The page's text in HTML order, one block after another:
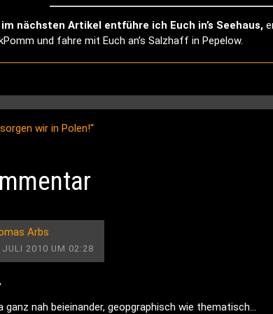
im nächsten Artikel entführe ich Euch in’s Seehaus,
und fahre mit Euch an’s Salzhaff in Pepelow.
wir in Polen!“
Arbs
JULI 2010 UM 02:28
ganz nah beieinander, geopgraphisch wie thematisch…